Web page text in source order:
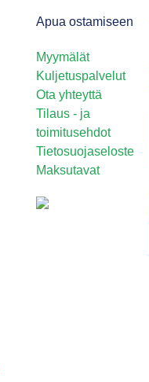
Apua ostamiseen
Myymälät
Kuljetuspalvelut
Ota yhteyttä
Tilaus - ja
toimitusehdot
Tietosuojaseloste
Maksutavat